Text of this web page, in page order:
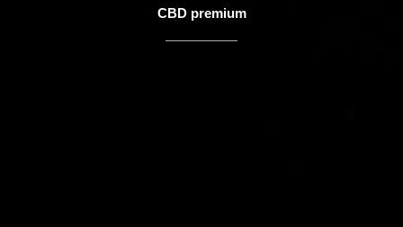
CBD premium